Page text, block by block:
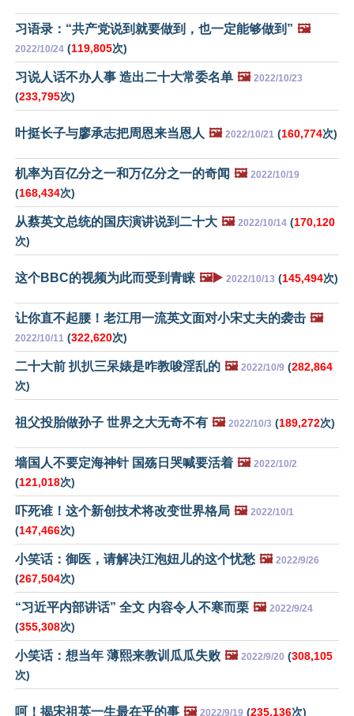
习语录：“共产党说到就要做到，也一定能够做到” 🖼️
2022/10/24 (119,805次)
习说人话不办人事 造出二十大常委名单 🖼️ 2022/10/23
(233,795次)
叶挺长子与廖承志把周恩来当恩人 🖼️ 2022/10/21 (160,774次)
机率为百亿分之一和万亿分之一的奇闻 🖼️ 2022/10/19
(168,434次)
从蔡英文总统的国庆演讲说到二十大 🖼️ 2022/10/14 (170,120
次)
这个BBC的视频为此而受到青睐 🖼️▶️ 2022/10/13 (145,494次)
让你直不起腰！老江用一流英文面对小宋丈夫的袭击 🖼️
2022/10/11 (322,620次)
二十大前 扒扒三呆婊是咋教唆淫乱的 🖼️ 2022/10/9 (282,864
次)
祖父投胎做孙子 世界之大无奇不有 🖼️ 2022/10/3 (189,272次)
墙国人不要定海神针 国殇日哭喊要活着 🖼️ 2022/10/2
(121,018次)
吓死谁！这个新创技术将改变世界格局 🖼️ 2022/10/1
(147,466次)
小笑话：御医，请解决江泡妞儿的这个忧愁 🖼️ 2022/9/26
(267,504次)
“习近平内部讲话” 全文 内容令人不寒而栗 🖼️ 2022/9/24
(355,308次)
小笑话：想当年 薄熙来教训瓜瓜失败 🖼️ 2022/9/20 (308,105
次)
呵！揭宋祖英一生最在乎的事 🖼️ 2022/9/19 (235,136次)